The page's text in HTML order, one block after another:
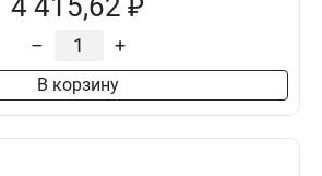
4 415,62 ₽
– +
В корзину